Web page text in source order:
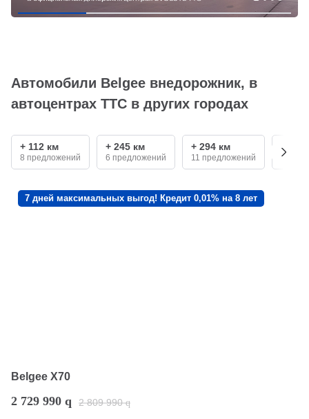
Автомобили Belgee внедорожник, в
автоцентрах ТТС в других городах
+ 112 км
8 предложений
+ 245 км
6 предложений
+ 294 км
11 предложений
+ 430
3
7 дней максимальных выгод! Кредит 0,01% на 8 лет
Belgee X70
2 729 990 q 2 809 990 q